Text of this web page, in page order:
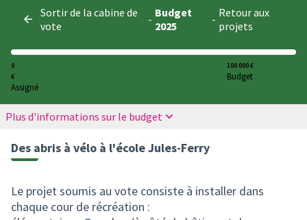
Sortir de la cabine de
vote
- Budget
2025
- Retour aux
projets
0
€
Assigné
100 000 €
Budget
Plus d'informations sur le budget
Des abris à vélo à l'école Jules-Ferry
Le projet soumis au vote consiste à installer dans
chaque cour de récréation :
Panneau de gestion des cookies